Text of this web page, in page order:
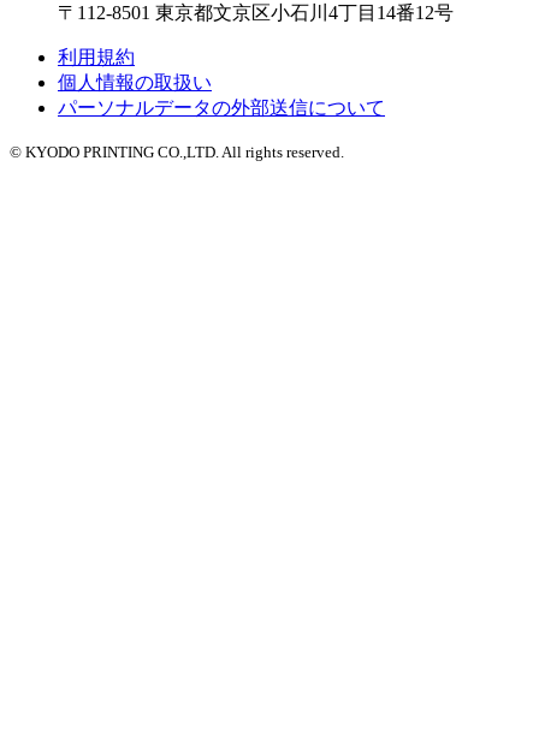
〒112-8501 東京都文京区小石川4丁目14番12号
利用規約
個人情報の取扱い
パーソナルデータの外部送信について
© KYODO PRINTING CO.,LTD. All rights reserved.